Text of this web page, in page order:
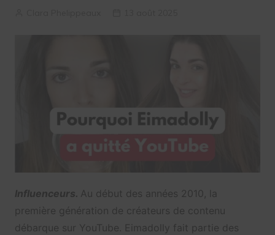
Influenceurs. Au début des années 2010, la
première génération de créateurs de contenu
débarque sur YouTube. Eimadolly fait partie des